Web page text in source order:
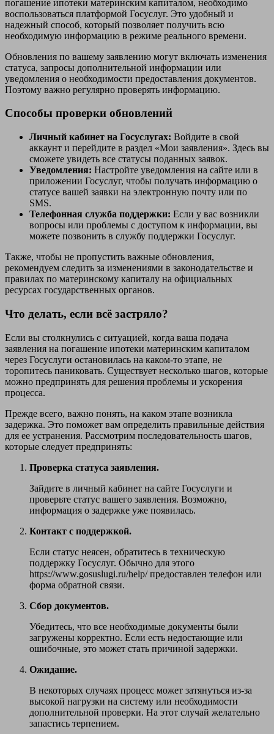
погашение ипотеки материнским капиталом, необходимо
воспользоваться платформой Госуслуг. Это удобный и
надежный способ, который позволяет получить всю
необходимую информацию в режиме реального времени.
Обновления по вашему заявлению могут включать изменения
статуса, запросы дополнительной информации или
уведомления о необходимости предоставления документов.
Поэтому важно регулярно проверять информацию.
Способы проверки обновлений
Личный кабинет на Госуслугах: Войдите в свой
аккаунт и перейдите в раздел «Мои заявления». Здесь вы
сможете увидеть все статусы поданных заявок.
Уведомления: Настройте уведомления на сайте или в
приложении Госуслуг, чтобы получать информацию о
статусе вашей заявки на электронную почту или по
SMS.
Телефонная служба поддержки: Если у вас возникли
вопросы или проблемы с доступом к информации, вы
можете позвонить в службу поддержки Госуслуг.
Также, чтобы не пропустить важные обновления,
рекомендуем следить за изменениями в законодательстве и
правилах по материнскому капиталу на официальных
ресурсах государственных органов.
Что делать, если всё застряло?
Если вы столкнулись с ситуацией, когда ваша подача
заявления на погашение ипотеки материнским капиталом
через Госуслуги остановилась на каком-то этапе, не
торопитесь паниковать. Существует несколько шагов, которые
можно предпринять для решения проблемы и ускорения
процесса.
Прежде всего, важно понять, на каком этапе возникла
задержка. Это поможет вам определить правильные действия
для ее устранения. Рассмотрим последовательность шагов,
которые следует предпринять:
Проверка статуса заявления.
Зайдите в личный кабинет на сайте Госуслуги и
проверьте статус вашего заявления. Возможно,
информация о задержке уже появилась.
Контакт с поддержкой.
Если статус неясен, обратитесь в техническую
поддержку Госуслуг. Обычно для этого
https://www.gosuslugi.ru/help/ предоставлен телефон или
форма обратной связи.
Сбор документов.
Убедитесь, что все необходимые документы были
загружены корректно. Если есть недостающие или
ошибочные, это может стать причиной задержки.
Ожидание.
В некоторых случаях процесс может затянуться из-за
высокой нагрузки на систему или необходимости
дополнительной проверки. На этот случай желательно
запастись терпением.